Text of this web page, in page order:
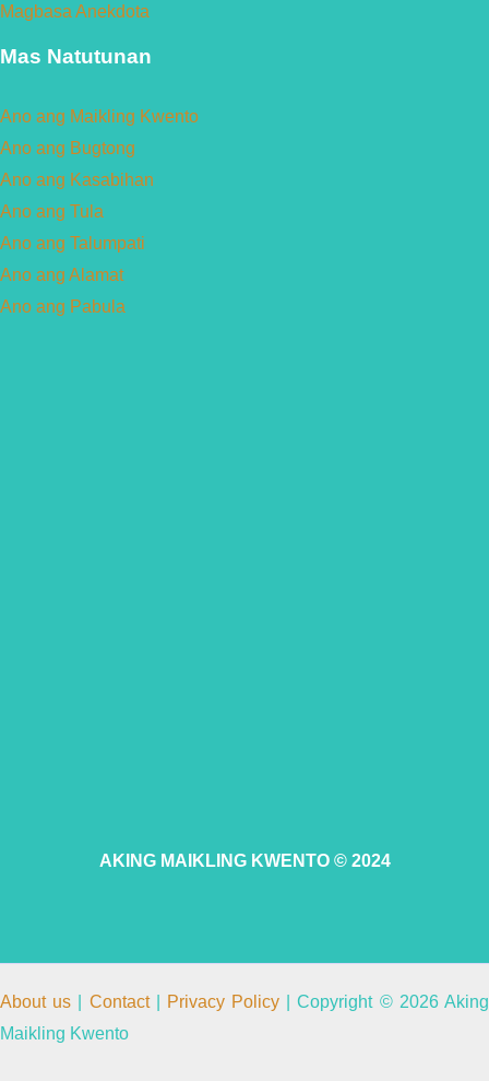
Magbasa Anekdota
Mas Natutunan
Ano ang Maikling Kwento
Ano ang Bugtong
Ano ang Kasabihan
Ano ang Tula
Ano ang Talumpati
Ano ang Alamat
Ano ang Pabula
AKING MAIKLING KWENTO © 2024
About us Contact| Privacy Policy | Copyright © 2026 Aking
Maikling Kwento